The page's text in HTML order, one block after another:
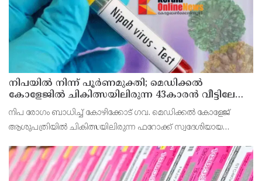
നിപയിൽ നിന്ന് പൂർണമുക്തി; മെഡിക്കൽ
കോളേജിൽ ചികിത്സയിലിരുന്ന 43കാരൻ വീട്ടിലേക്ക്
മടങ്ങി
നിപ രോഗം ബാധിച്ച് കോഴിക്കോട് ഗവ. മെഡിക്കൽ കോളേജ്
ആശുപത്രിയിൽ ചികിത്സയിലിരുന്ന ഫറോക്ക് സ്വദേശിയായ